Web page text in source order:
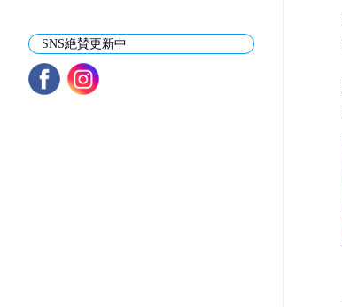
SNS絶賛更新中